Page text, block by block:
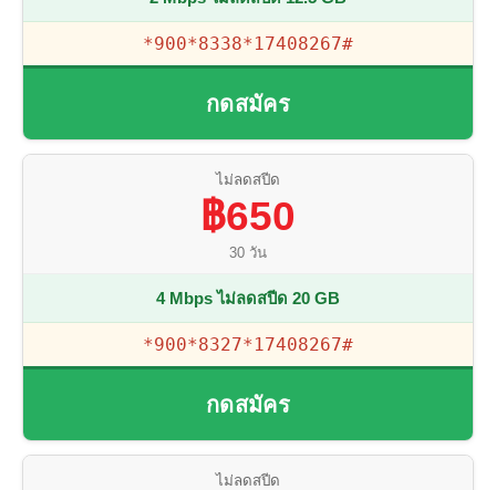
*900*8338*17408267#
กดสมัคร
ไม่ลดสปีด
฿650
30 วัน
4 Mbps ไม่ลดสปีด 20 GB
*900*8327*17408267#
กดสมัคร
ไม่ลดสปีด